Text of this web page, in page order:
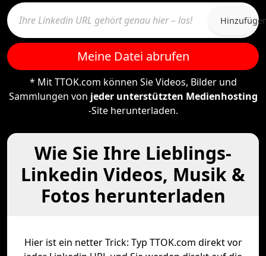
Meine Datei abrufen
* Mit TTOK.com können Sie Videos, Bilder und
Sammlungen von jeder unterstützten Medienhosting
-Site herunterladen.
Wie Sie Ihre Lieblings-
Linkedin Videos, Musik &
Fotos herunterladen
Hier ist ein netter Trick: Typ TTOK.com direkt vor